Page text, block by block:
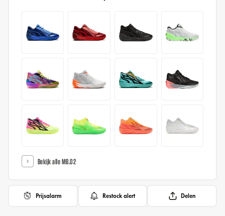
Bekijk alle MB.02
Prijsalarm Restock alert Delen